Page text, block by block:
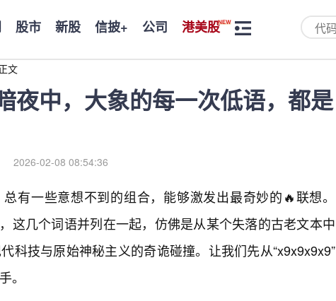
股市 新股 信披+ 公司 港美股
文
夜中，大象的每一次低语，都是
2026-02-08 08:54:36
有一些意想不到的组合，能够激发出最奇妙的🔥联想。
这几个词语并列在一起，仿佛是从某个失落的古老文本中
科技与原始神秘主义的奇诡碰撞。让我们先从“x9x9x9x9”
。